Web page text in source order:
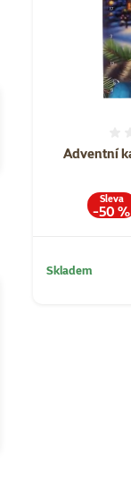
Adventní
Sleva
-50 %
Skladem